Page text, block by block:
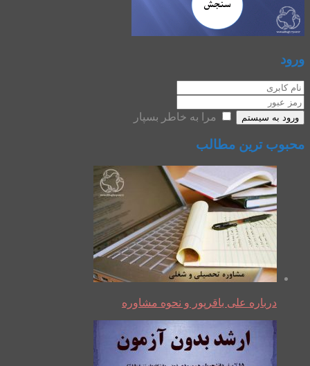
ورود
ورود به سیستم مرا به خاطر بسپار
محبوب ترین مطالب
درباره علی باقرپور و نحوه مشاوره